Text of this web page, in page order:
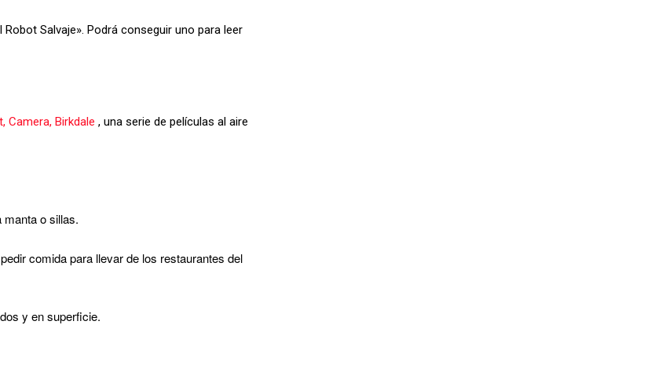
Salvaje». Podrá conseguir uno para leer
Camera, Birkdale , una serie de películas al aire
manta o sillas.
comida para llevar de los restaurantes del
y en superficie.